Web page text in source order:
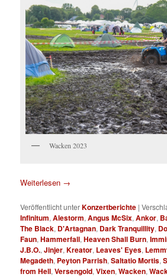
Wacken 2023
Weiterlesen →
Veröffentlicht unterKonzertberichte |
Infinitum,Alestorm,Angus McSix,Ankor,
The Black, D'Artagnan, Dark Tranquillity,
Faun,Hammerfall,Heaven Shall Burn,
J.B.O.,Jinjer,Kreator, Leaves' Eyes,
Megadeth, Peyton Parrish,Saltatio Mortis,
from Hell,Versengold,Vixen,Wacken,